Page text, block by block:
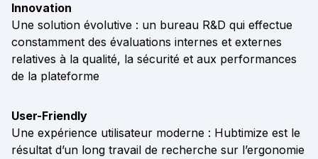
Innovation
Une solution évolutive : un bureau R&D qui effectue
constamment des évaluations internes et externes
relatives à la qualité, la sécurité et aux performances
de la plateforme
User-Friendly
Une expérience utilisateur moderne : Hubtimize est le
résultat d’un long travail de recherche sur l’ergonomie